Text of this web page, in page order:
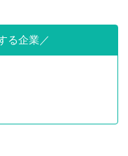
る企業